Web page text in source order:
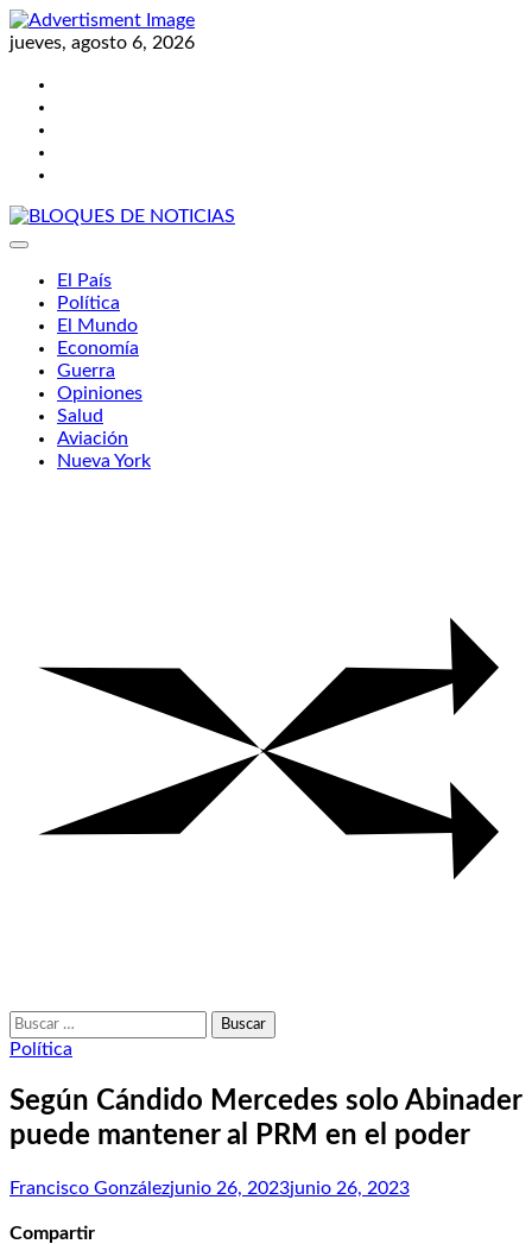
Skip
to
jueves, agosto 6, 2026
El País
Política
El Mundo
Economía
Guerra
Opiniones
Salud
Aviación
Nueva York
Buscar:
Política
Según Cándido Mercedes solo Abinader
puede mantener al PRM en el poder
Francisco Gonzálezjunio 26, 2023junio 26, 2023
Compartir